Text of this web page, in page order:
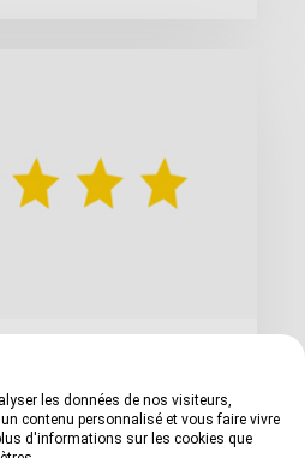
bardage bois
application directe sans
les données de nos visiteurs,
contenu personnalisé et vous faire vivre
d'informations sur les cookies que